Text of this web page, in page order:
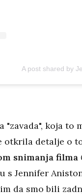
A post shared by
"zavada", koja to
otkrila detalje o
snimanja filma
s Jennifer
da smo bili